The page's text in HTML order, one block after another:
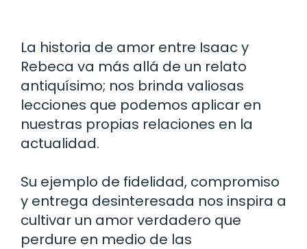
La historia de amor entre Isaac y
Rebeca va más allá de un relato
antiquísimo; nos brinda valiosas
lecciones que podemos aplicar en
nuestras propias relaciones en la
actualidad.
Su ejemplo de fidelidad, compromiso
y entrega desinteresada nos inspira a
cultivar un amor verdadero que
perdure en medio de las